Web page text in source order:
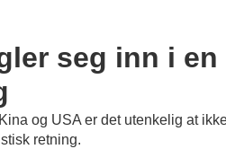
seg inn i en
og USA er det utenkelig at
retning.